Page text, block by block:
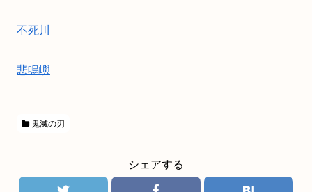
不死川
悲鳴嶼
鬼滅の刃
シェアする